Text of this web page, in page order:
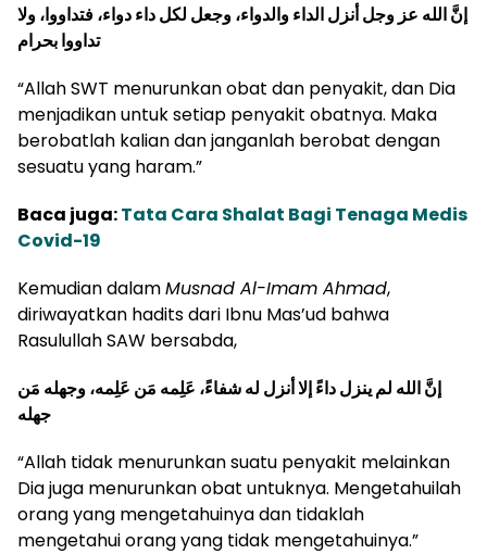
إنَّ الله عز وجل أنزل الداء والدواء، وجعل لكل داء دواء، فتداووا، ولا
تداووا بحرام
“Allah SWT menurunkan obat dan penyakit, dan Dia
menjadikan untuk setiap penyakit obatnya. Maka
berobatlah kalian dan janganlah berobat dengan
sesuatu yang haram.”
Baca juga:Tata Cara Shalat Bagi Tenaga Medis
Covid-19
Kemudian dalamMusnad Al-Imam Ahmad,
diriwayatkan hadits dari Ibnu Mas’ud bahwa
Rasulullah SAW bersabda,
إنَّ الله لم ينزل داءً إلا أنزل له شفاءً، عَلِمه مَن عَلِمه، وجهله مَن
جهله
“Allah tidak menurunkan suatu penyakit melainkan
Dia juga menurunkan obat untuknya. Mengetahuilah
orang yang mengetahuinya dan tidaklah
mengetahui orang yang tidak mengetahuinya.”